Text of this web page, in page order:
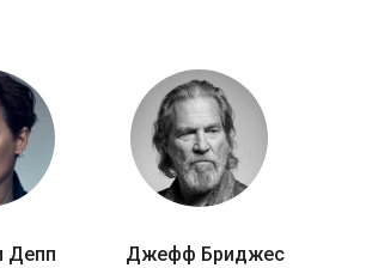
Депп Джефф Бриджес